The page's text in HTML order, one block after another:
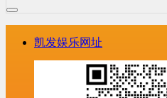
凯发娱乐网址